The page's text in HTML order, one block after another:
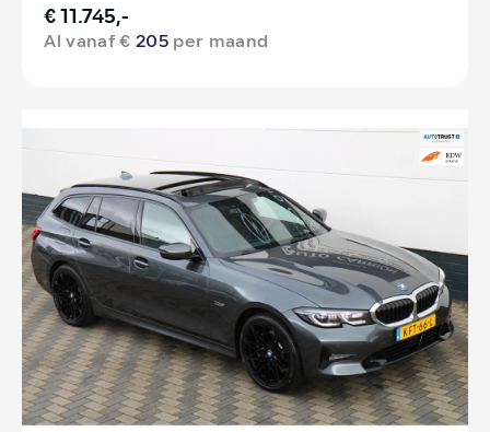
€ 11.745,-
Al vanaf €205 per maand